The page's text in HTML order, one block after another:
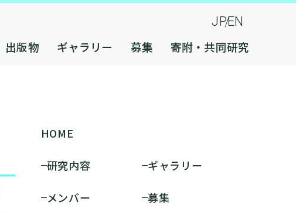
JPEN
出版物 ギャラリー 募集 寄附・共同研究
HOME
研究内容
メンバー
ギャラリー
募集